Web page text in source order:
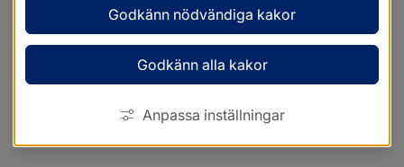
Godkänn nödvändiga kakor
Godkänn alla kakor
Anpassa inställningar